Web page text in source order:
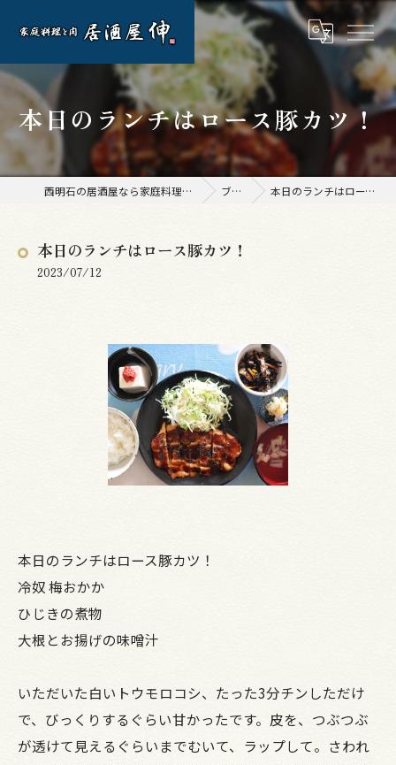
本日のランチはロース豚カツ！
西明石の居酒屋なら家庭料理と肉 居酒屋 伸 ブログ 本日のランチはロース豚カツ！
本日のランチはロース豚カツ！
2023/07/12
本日のランチはロース豚カツ！
冷奴 梅おかか
ひじきの煮物
大根とお揚げの味噌汁
いただいた白いトウモロコシ、たった3分チンしただけ
で、びっくりするぐらい甘かったです。皮を、つぶつぶ
が透けて見えるぐらいまでむいて、ラップして。さわれ